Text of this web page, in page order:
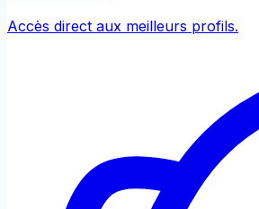
Accès direct aux meilleurs profils.